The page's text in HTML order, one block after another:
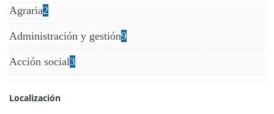
Agraria2
Administración y gestión9
Acción social3
Localización